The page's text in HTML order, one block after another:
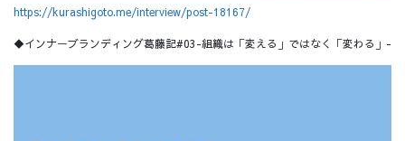
https://kurashigoto.me/interview/post-18167/
◆インナーブランディング葛藤記#03-組織は「変える」ではなく「変わる」-